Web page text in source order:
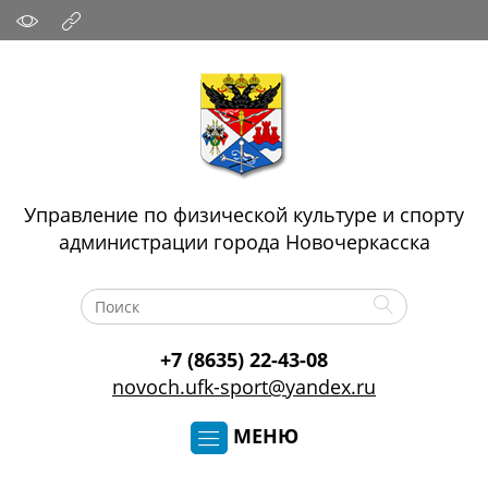
Управление по физической культуре и спорту
администрации города Новочеркасска
+7 (8635) 22-43-08
novoch.ufk-sport@yandex.ru
МЕНЮ